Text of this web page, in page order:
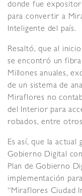
donde fue expositor
para convertir a
Inteligente del país.
Resaltó, que al
se encontró un fibra
Millones anuales,
de un sistema de
Miraflores no
del Interior para
robados, entre
Es así, que la
Gobierno Digital
Plan de Gobierno
implementación
“Miraflores Ciudad